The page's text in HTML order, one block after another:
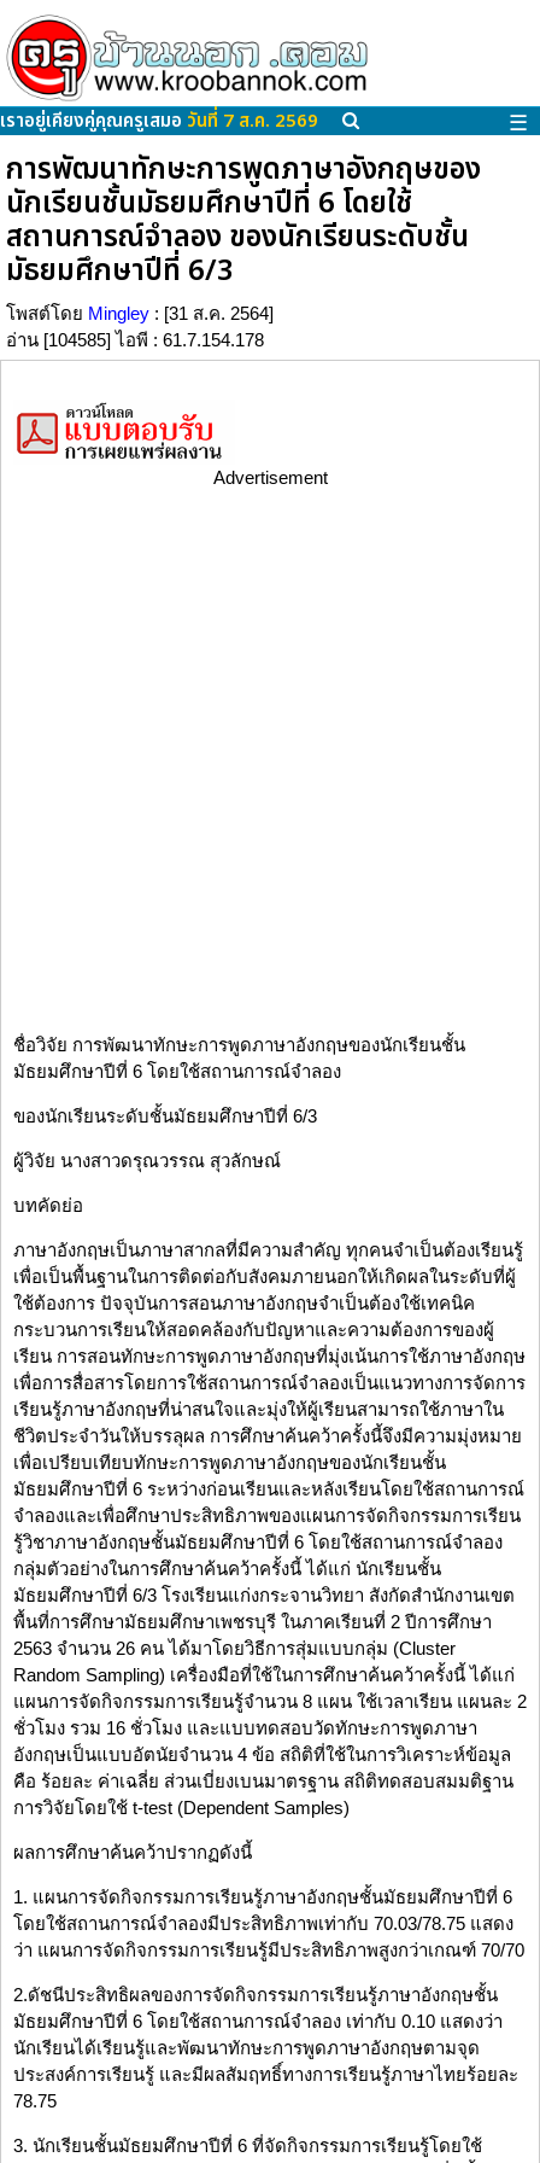
เราอยู่เคียงคู่คุณครูเสมอ วันที่ 7 ส.ค. 2569 ☰
การพัฒนาทักษะการพูดภาษาอังกฤษของ
นักเรียนชั้นมัธยมศึกษาปีที่ 6 โดยใช้
สถานการณ์จำลอง ของนักเรียนระดับชั้น
มัธยมศึกษาปีที่ 6/3
โพสต์โดย Mingley : [31 ส.ค. 2564]
อ่าน [104585] ไอพี : 61.7.154.178
Advertisement
ชื่อวิจัย การพัฒนาทักษะการพูดภาษาอังกฤษของนักเรียนชั้น
มัธยมศึกษาปีที่ 6 โดยใช้สถานการณ์จำลอง
ของนักเรียนระดับชั้นมัธยมศึกษาปีที่ 6/3
ผู้วิจัย นางสาวดรุณวรรณ สุวลักษณ์
บทคัดย่อ
ภาษาอังกฤษเป็นภาษาสากลที่มีความสำคัญ ทุกคนจำเป็นต้องเรียนรู้
เพื่อเป็นพื้นฐานในการติดต่อกับสังคมภายนอกให้เกิดผลในระดับที่ผู้
ใช้ต้องการ ปัจจุบันการสอนภาษาอังกฤษจำเป็นต้องใช้เทคนิค
กระบวนการเรียนให้สอดคล้องกับปัญหาและความต้องการของผู้
เรียน การสอนทักษะการพูดภาษาอังกฤษที่มุ่งเน้นการใช้ภาษาอังกฤษ
เพื่อการสื่อสารโดยการใช้สถานการณ์จำลองเป็นแนวทางการจัดการ
เรียนรู้ภาษาอังกฤษที่น่าสนใจและมุ่งให้ผู้เรียนสามารถใช้ภาษาใน
ชีวิตประจำวันให้บรรลุผล การศึกษาค้นคว้าครั้งนี้จึงมีความมุ่งหมาย
เพื่อเปรียบเทียบทักษะการพูดภาษาอังกฤษของนักเรียนชั้น
มัธยมศึกษาปีที่ 6 ระหว่างก่อนเรียนและหลังเรียนโดยใช้สถานการณ์
จำลองและเพื่อศึกษาประสิทธิภาพของแผนการจัดกิจกรรมการเรียน
รู้วิชาภาษาอังกฤษชั้นมัธยมศึกษาปีที่ 6 โดยใช้สถานการณ์จำลอง
กลุ่มตัวอย่างในการศึกษาค้นคว้าครั้งนี้ ได้แก่ นักเรียนชั้น
มัธยมศึกษาปีที่ 6/3 โรงเรียนแก่งกระจานวิทยา สังกัดสำนักงานเขต
พื้นที่การศึกษามัธยมศึกษาเพชรบุรี ในภาคเรียนที่ 2 ปีการศึกษา
2563 จำนวน 26 คน ได้มาโดยวิธีการสุ่มแบบกลุ่ม (Cluster
Random Sampling) เครื่องมือที่ใช้ในการศึกษาค้นคว้าครั้งนี้ ได้แก่
แผนการจัดกิจกรรมการเรียนรู้จำนวน 8 แผน ใช้เวลาเรียน แผนละ 2
ชั่วโมง รวม 16 ชั่วโมง และแบบทดสอบวัดทักษะการพูดภาษา
อังกฤษเป็นแบบอัตนัยจำนวน 4 ข้อ สถิติที่ใช้ในการวิเคราะห์ข้อมูล
คือ ร้อยละ ค่าเฉลี่ย ส่วนเบี่ยงเบนมาตรฐาน สถิติทดสอบสมมติฐาน
การวิจัยโดยใช้ t-test (Dependent Samples)
ผลการศึกษาค้นคว้าปรากฏดังนี้
1. แผนการจัดกิจกรรมการเรียนรู้ภาษาอังกฤษชั้นมัธยมศึกษาปีที่ 6
โดยใช้สถานการณ์จำลองมีประสิทธิภาพเท่ากับ 70.03/78.75 แสดง
ว่า แผนการจัดกิจกรรมการเรียนรู้มีประสิทธิภาพสูงกว่าเกณฑ์ 70/70
2.ดัชนีประสิทธิผลของการจัดกิจกรรมการเรียนรู้ภาษาอังกฤษชั้น
มัธยมศึกษาปีที่ 6 โดยใช้สถานการณ์จำลอง เท่ากับ 0.10 แสดงว่า
นักเรียนได้เรียนรู้และพัฒนาทักษะการพูดภาษาอังกฤษตามจุด
ประสงค์การเรียนรู้ และมีผลสัมฤทธิ์ทางการเรียนรู้ภาษาไทยร้อยละ
78.75
3. นักเรียนชั้นมัธยมศึกษาปีที่ 6 ที่จัดกิจกรรมการเรียนรู้โดยใช้